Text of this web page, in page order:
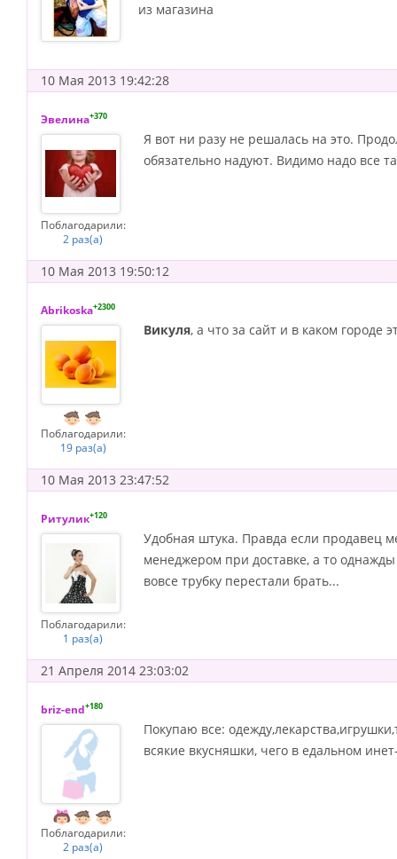
из магазина
10 Мая 2013 19:42:28
Эвелина+370
Поблагодарили:
2 раз(а)
Я вот ни разу не решалась на это.
обязательно надуют. Видимо надо все
10 Мая 2013 19:50:12
Abrikoska+2300
Поблагодарили:
19 раз(а)
Викуля, а что за сайт и в каком городе
10 Мая 2013 23:47:52
Ритулик+120
Поблагодарили:
1 раз(а)
Удобная штука. Правда если продавец
менеджером при доставке, а то
вовсе трубку перестали брать...
21 Апреля 2014 23:03:02
briz-end+180
Поблагодарили:
2 раз(а)
Покупаю все:
всякие вкусняшки, чего в едальном